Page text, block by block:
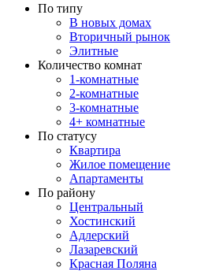
По типу
В новых домах
Вторичный рынок
Элитные
Количество комнат
1-комнатные
2-комнатные
3-комнатные
4+ комнатные
По статусу
Квартира
Жилое помещение
Апартаменты
По району
Центральный
Хостинский
Адлерский
Лазаревский
Красная Поляна